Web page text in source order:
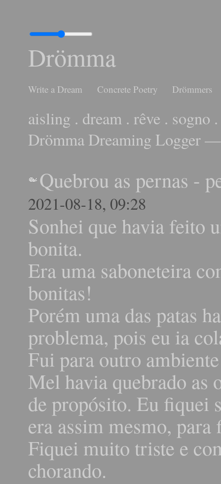
Drömma
Write a Dream Concrete Poetry Drömmers
aisling . dream . rêve . sogno
Drömma Dreaming Logger
Quebrou as pernas -
2021-08-18, 09:28
Sonhei que havia feito
bonita.
Era uma saboneteira
bonitas!
Porém uma das patas
problema, pois eu ia
Fui para outro
Mel havia quebrado as
de propósito. Eu fiquei
era assim mesmo,
Fiquei muito triste e
chorando.